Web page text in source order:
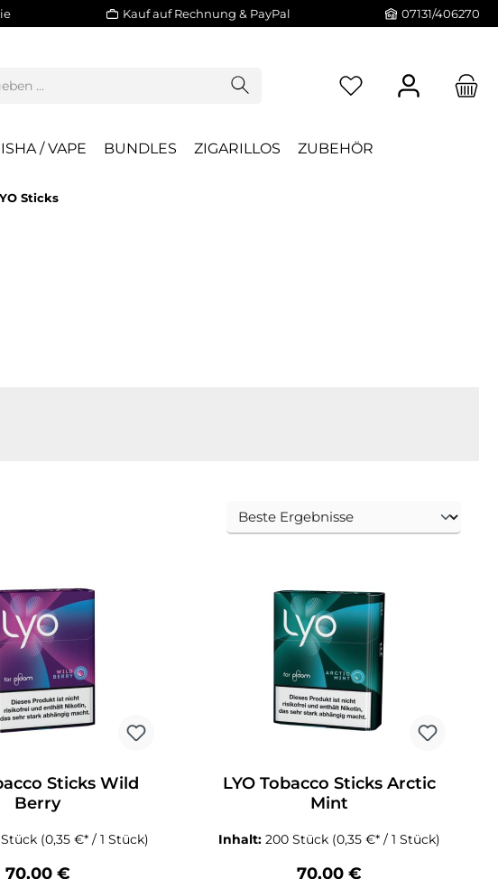
Kauf auf Rechnung & PayPal 07131/406270
/ VAPE BUNDLES ZIGARILLOS ZUBEHÖR
Sticks
Sticks Wild
Berry
(0,35 €* / 1 Stück)
Regulärer Preis:
70,00 €
LYO Tobacco Sticks Arctic
Mint
Inhalt: 200 Stück (0,35 €* / 1 Stück)
Regulärer Preis:
70,00 €